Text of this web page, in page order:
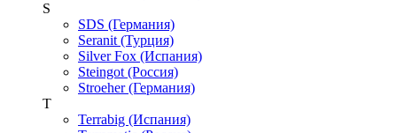
S
SDS (Германия)
Seranit (Турция)
Silver Fox (Испания)
Steingot (Россия)
Stroeher (Германия)
T
Terrabig (Испания)